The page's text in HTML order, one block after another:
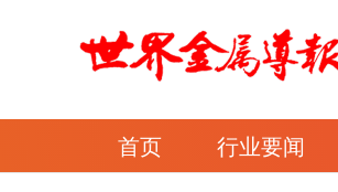
首页 行业要闻